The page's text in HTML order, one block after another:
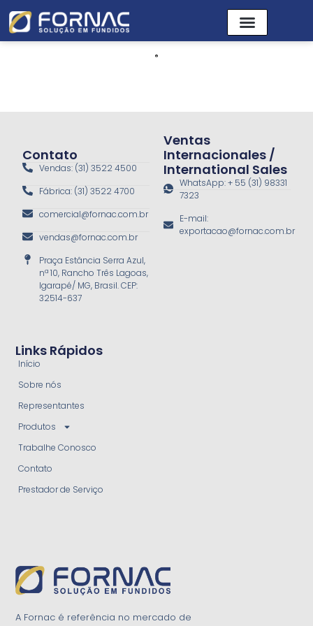
A Fornac é referência no mercado de
Links Rápidos
Início
Sobre nós
Representantes
Produtos
Trabalhe Conosco
Contato
Prestador de Serviço
Contato
Vendas: (31) 3522 4500
Fábrica: (31) 3522 4700
comercial@fornac.com.br
vendas@fornac.com.br
Praça Estância Serra Azul,
nª 10, Rancho Três Lagoas,
Igarapé/ MG, Brasil. CEP:
32514-637
Ventas
Internacionales /
International Sales
WhatsApp: + 55 (31) 98331
7323
E-mail:
exportacao@fornac.com.br